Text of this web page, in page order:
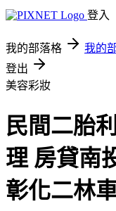
登入
我的部落格 我的
登出
美容彩妝
民間二胎
理 房貸南
彰化二林